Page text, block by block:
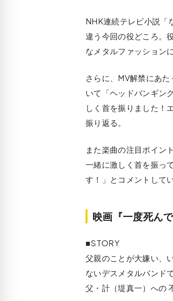
NHK連続テレビ小説「
違う今回の役どころ。
なメタルファッション
さらに、MV解禁にあ
いて「ヘッドバンギン
しく首を振りました！
振り返る。
また楽曲の注目ポイン
一緒に激しく首を振っ
す！」とコメントして
映画『一度死んで
■STORY
父親のことが大嫌い、
ないデスメタルバンド
父・計（堤真一）への